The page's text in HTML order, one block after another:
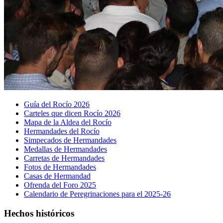
Guía del Rocío 2026
Carteles que dicen Rocío 2026
Mapa de la Aldea del Rocío
Hermandades del Rocío
Simpecados de Hermandades
Medallas de Hermandades
Carretas de Hermandades
Fotos de Hermandades
Casas de Hermandad
Ofrenda del Foro 2025
Calendario de Peregrinaciones para el 2025-26
Hechos históricos